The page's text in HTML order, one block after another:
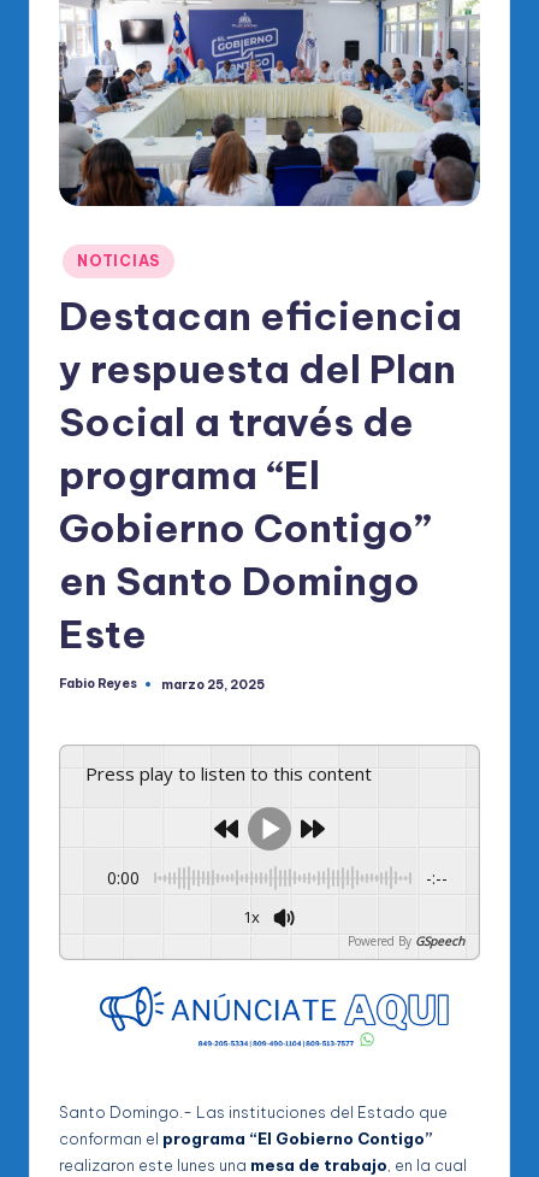
di
o
O
fi
al
el
P
R
M
Publicado
en
NOTICIAS
Destacan eficiencia
y respuesta del Plan
Social a través de
programa “El
Gobierno Contigo”
en Santo Domingo
Este
Publicado
Fabio Reyes marzo 25, 2025
Press play to listen to this content
0:00 -:--
1x
Powered By GSpeech
Santo Domingo.- Las instituciones del Estado que
conforman el programa “El Gobierno Contigo”
realizaron este lunes una mesa de trabajo, en la cual